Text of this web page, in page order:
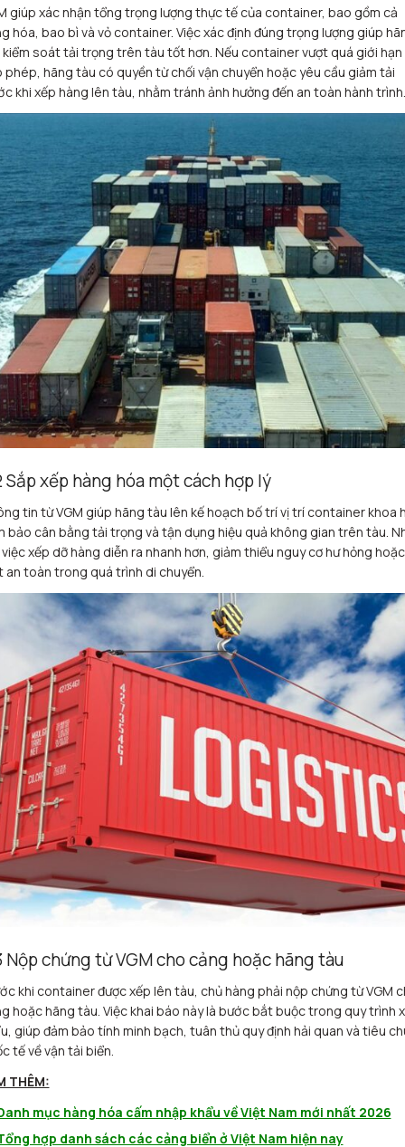
giúp xác nhận tổng trọng lượng thực tế của container, bao gồm cả
hóa, bao bì và vỏ container. Việc xác định đúng trọng lượng giúp
soát tải trọng trên tàu tốt hơn. Nếu container vượt quá giới hạn
phép, hãng tàu có quyền từ chối vận chuyển hoặc yêu cầu giảm tải
khi xếp hàng lên tàu, nhằm tránh ảnh hưởng đến an toàn hành trình.
Sắp xếp hàng hóa một cách hợp lý
tin từ VGM giúp hãng tàu lên kế hoạch bố trí vị trí container khoa
bảo cân bằng tải trọng và tận dụng hiệu quả không gian trên tàu.
xếp dỡ hàng diễn ra nhanh hơn, giảm thiểu nguy cơ hư hỏng hoặc
an toàn trong quá trình di chuyển.
Nộp chứng từ VGM cho cảng hoặc hãng tàu
khi container được xếp lên tàu, chủ hàng phải nộp chứng từ VGM
hoặc hãng tàu. Việc khai báo này là bước bắt buộc trong quy trình
giúp đảm bảo tính minh bạch, tuân thủ quy định hải quan và tiêu
tế về vận tải biển.
THÊM:
mục hàng hóa cấm nhập khẩu về Việt Nam mới nhất 2026
hợp danh sách các cảng biển ở Việt Nam hiện nay